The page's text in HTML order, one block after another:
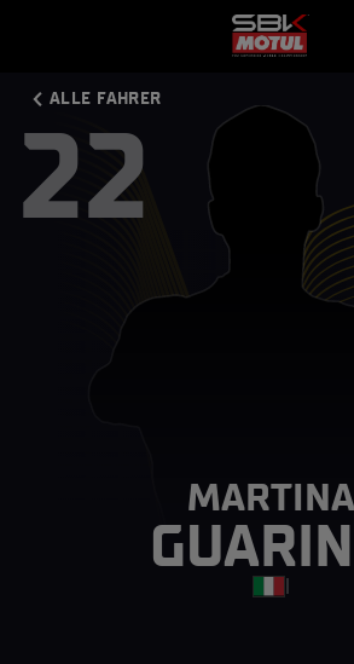
ALLE FAHRER
22
MARTINA